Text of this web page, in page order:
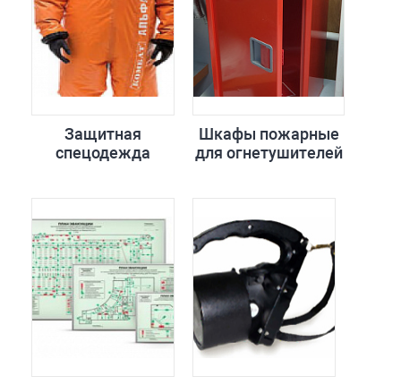
Защитная
спецодежда
Шкафы пожарные
для огнетушителей